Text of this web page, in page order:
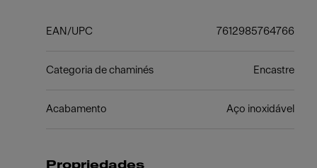
EAN/UPC 7612985764766
Categoria de chaminés Encastre
Acabamento Aço inoxidável
Propriedades